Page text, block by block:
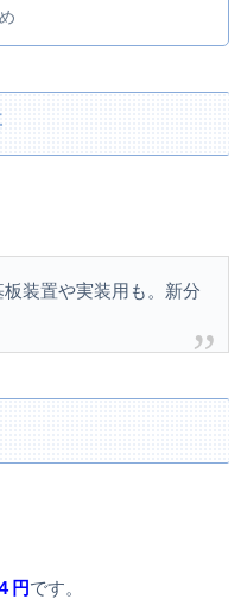
装置や実装用も。新分
円です。